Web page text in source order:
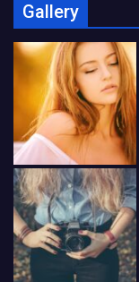
Gallery